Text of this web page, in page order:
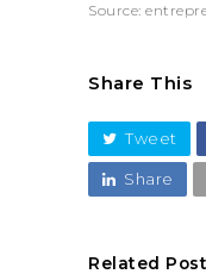
Source:
Share This
Tweet
Share
Related